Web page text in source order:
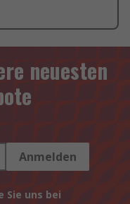
neuesten
Anmelden
Sie uns bei